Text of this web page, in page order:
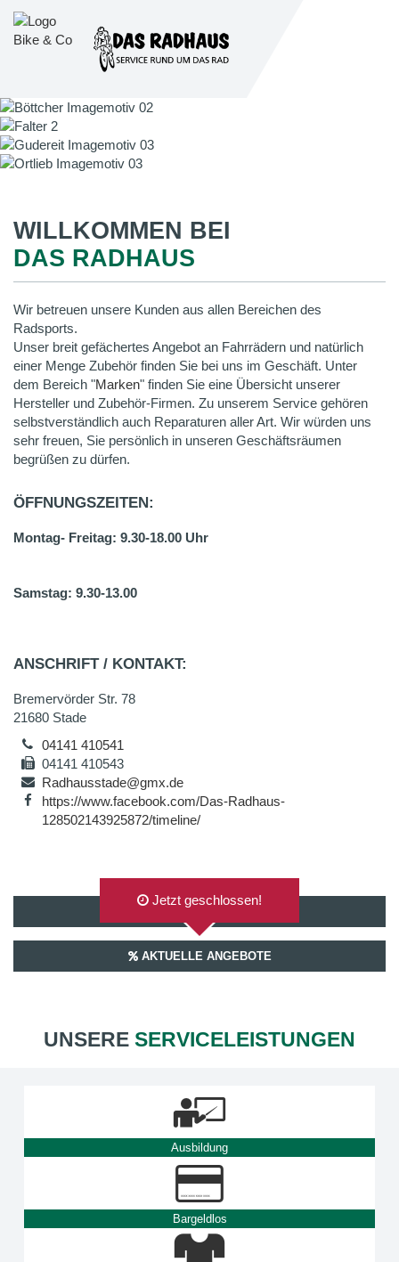
WILLKOMMEN BEI
DAS RADHAUS
Wir betreuen unsere Kunden aus allen Bereichen des
Radsports.
Unser breit gefächertes Angebot an Fahrrädern und natürlich
einer Menge Zubehör finden Sie bei uns im Geschäft. Unter
dem Bereich "Marken" finden Sie eine Übersicht unserer
Hersteller und Zubehör-Firmen. Zu unserem Service gehören
selbstverständlich auch Reparaturen aller Art. Wir würden uns
sehr freuen, Sie persönlich in unseren Geschäftsräumen
begrüßen zu dürfen.
ÖFFNUNGSZEITEN:
Montag- Freitag: 9.30-18.00 Uhr
Samstag: 9.30-13.00
ANSCHRIFT / KONTAKT:
Bremervörder Str. 78
21680 Stade
04141 410541
04141 410543
Radhausstade@gmx.de
https://www.facebook.com/Das-Radhaus-
128502143925872/timeline/
AUF GOOGLEMAPS ANZEIGEN
Jetzt geschlossen!
AKTUELLE ANGEBOTE
UNSERE SERVICELEISTUNGEN
Ausbildung
Bargeldlos